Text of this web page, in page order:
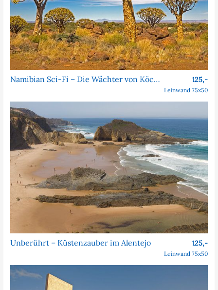
Namibian Sci-Fi – Die Wächter von Köcher Prime 125,-
Leinwand 75x50
Unberührt – Küstenzauber im Alentejo 125,-
Leinwand 75x50